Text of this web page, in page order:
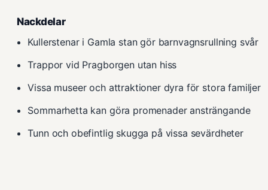
Nackdelar
Kullerstenar i Gamla stan gör barnvagnsrullning svår
Trappor vid Pragborgen utan hiss
Vissa museer och attraktioner dyra för stora familjer
Sommarhetta kan göra promenader ansträngande
Tunn och obefintlig skugga på vissa sevärdheter